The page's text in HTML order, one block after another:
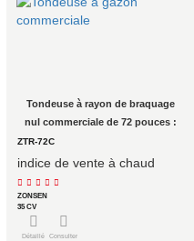
Tondeuse à rayon de braquage
nul commerciale de 72 pouces :
performances de flotte à haut
rendement pour les propriétés de
ZTR-72C
indice de vente à chaud
ZONSEN
35 CV
Détaillé Consulter